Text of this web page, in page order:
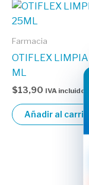
Farmacia
OTIFLEX
ML
$13,90 IVA incluido
Añadir al carrito